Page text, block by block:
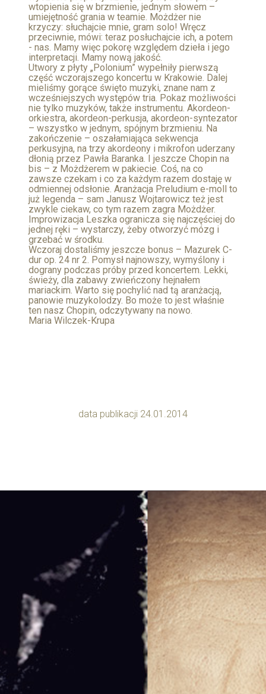
wtopienia się w brzmienie, jednym słowem –
umiejętność grania w teamie. Możdżer nie
krzyczy: słuchajcie mnie, gram solo! Wręcz
przeciwnie, mówi: teraz posłuchajcie ich, a potem
- nas. Mamy więc pokorę względem dzieła i jego
interpretacji. Mamy nową jakość.
Utwory z płyty „Polonium” wypełniły pierwszą
część wczorajszego koncertu w Krakowie. Dalej
mieliśmy gorące święto muzyki, znane nam z
wcześniejszych występów tria. Pokaz możliwości
nie tylko muzyków, także instrumentu. Akordeon-
orkiestra, akordeon-perkusja, akordeon-syntezator
– wszystko w jednym, spójnym brzmieniu. Na
zakończenie – oszałamiająca sekwencja
perkusyjna, na trzy akordeony i mikrofon uderzany
dłonią przez Pawła Baranka. I jeszcze Chopin na
bis – z Możdżerem w pakiecie. Coś, na co
zawsze czekam i co za każdym razem dostaję w
odmiennej odsłonie. Aranżacja Preludium e-moll to
już legenda – sam Janusz Wojtarowicz też jest
zwykle ciekaw, co tym razem zagra Możdżer.
Improwizacja Leszka ogranicza się najczęściej do
jednej ręki – wystarczy, żeby otworzyć mózg i
grzebać w środku.
Wczoraj dostaliśmy jeszcze bonus – Mazurek C-
dur op. 24 nr 2. Pomysł najnowszy, wymyślony i
dograny podczas próby przed koncertem. Lekki,
świeży, dla zabawy zwieńczony hejnałem
mariackim. Warto się pochylić nad tą aranżacją,
panowie muzykolodzy. Bo może to jest właśnie
ten nasz Chopin, odczytywany na nowo.
Maria Wilczek-Krupa
data publikacji 24.01.2014